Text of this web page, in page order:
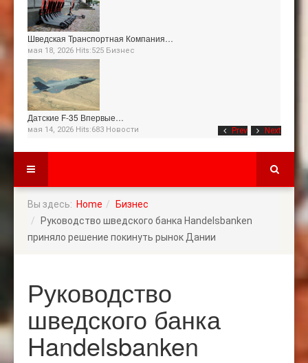
Prev Next
Шведская Транспортная Компания…
мая 18, 2026 Hits:525 Бизнес
Датские F-35 Впервые…
мая 14, 2026 Hits:683 Новости
Вы здесь: Home
Бизнес
Руководство шведского банка Handelsbanken
приняло решение покинуть рынок Дании
Руководство
шведского банка
Handelsbanken